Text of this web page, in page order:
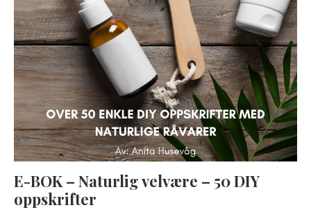
E-BOK – Naturlig velvære – 50 DIY
oppskrifter